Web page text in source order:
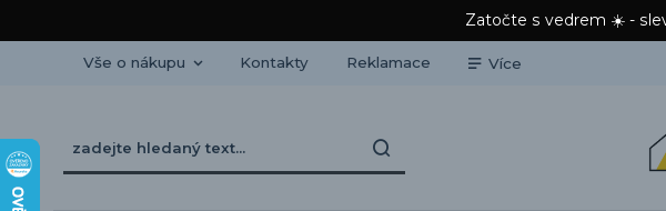
Zatočte s vedrem ☀️ -
Vše o nákupu Kontakty Reklamace Více